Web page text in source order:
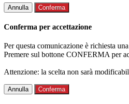
Annulla Conferma
Conferma per accettazione
Per questa comunicazione è richiesta
Premere sul bottone CONFERMA per
Attenzione: la scelta non sarà
Annulla Conferma